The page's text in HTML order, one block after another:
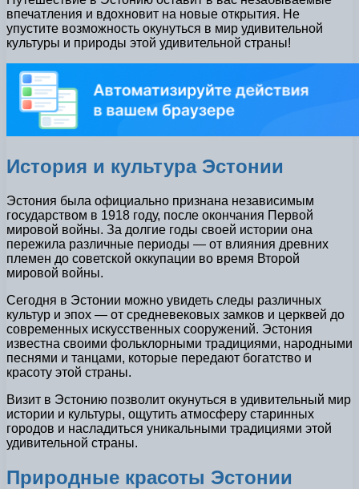
впечатления и вдохновит на новые открытия. Не
упустите возможность окунуться в мир удивительной
культуры и природы этой удивительной страны!
История и культура Эстонии
Эстония была официально признана независимым
государством в 1918 году, после окончания Первой
мировой войны. За долгие годы своей истории она
пережила различные периоды — от влияния древних
племен до советской оккупации во время Второй
мировой войны.
Сегодня в Эстонии можно увидеть следы различных
культур и эпох — от средневековых замков и церквей до
современных искусственных сооружений. Эстония
известна своими фольклорными традициями, народными
песнями и танцами, которые передают богатство и
красоту этой страны.
Визит в Эстонию позволит окунуться в удивительный мир
истории и культуры, ощутить атмосферу старинных
городов и насладиться уникальными традициями этой
удивительной страны.
Природные красоты Эстонии